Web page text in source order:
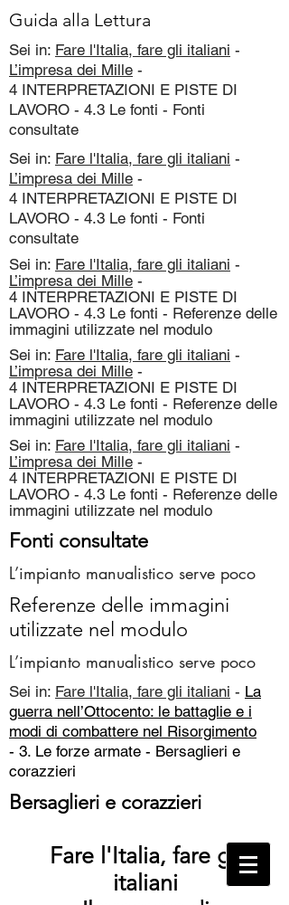
Guida alla Lettura
Sei in: Fare l'Italia, fare gli italiani -
L’impresa dei Mille -
4 INTERPRETAZIONI E PISTE DI
LAVORO - 4.3 Le fonti - Fonti
consultate
Sei in: Fare l'Italia, fare gli italiani -
L’impresa dei Mille -
4 INTERPRETAZIONI E PISTE DI
LAVORO - 4.3 Le fonti - Fonti
consultate
Sei in: Fare l'Italia, fare gli italiani -
L’impresa dei Mille -
4 INTERPRETAZIONI E PISTE DI
LAVORO - 4.3 Le fonti - Referenze delle
immagini utilizzate nel modulo
Sei in: Fare l'Italia, fare gli italiani -
L’impresa dei Mille -
4 INTERPRETAZIONI E PISTE DI
LAVORO - 4.3 Le fonti - Referenze delle
immagini utilizzate nel modulo
Sei in: Fare l'Italia, fare gli italiani -
L’impresa dei Mille -
4 INTERPRETAZIONI E PISTE DI
LAVORO - 4.3 Le fonti - Referenze delle
immagini utilizzate nel modulo
Fonti consultate
L’impianto manualistico serve poco
Referenze delle immagini
utilizzate nel modulo
L’impianto manualistico serve poco
Sei in: Fare l'Italia, fare gli italiani - La
guerra nell’Ottocento: le battaglie e i
modi di combattere nel Risorgimento
- 3. Le forze armate - Bersaglieri e
corazzieri
Bersaglieri e corazzieri
Fare l'Italia, fare gli
italiani